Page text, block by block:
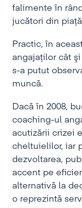
falimente în
jucători din
Practic, în
angajaţilor cât
s-a putut
muncă.
Dacă în 2008,
coaching-ul
acutizării crizei
cheltuielilor, iar
dezvoltarea,
accent pe
alternativă la
o reprezintă